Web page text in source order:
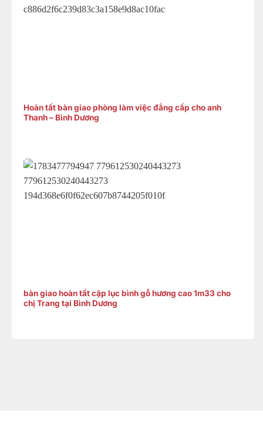
Hoàn tất bàn giao phòng làm việc đẳng cấp cho anh
Thanh – Bình Dương
bàn giao hoàn tất cặp lục bình gỗ hương cao 1m33 cho
chị Trang tại Bình Dương